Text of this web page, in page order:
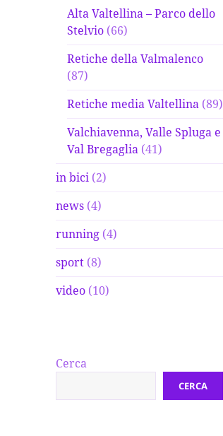
Alta Valtellina – Parco dello
Stelvio (66)
Retiche della Valmalenco
(87)
Retiche media Valtellina (89)
Valchiavenna, Valle Spluga e
Val Bregaglia (41)
in bici (2)
news (4)
running (4)
sport (8)
video (10)
Cerca
CERCA